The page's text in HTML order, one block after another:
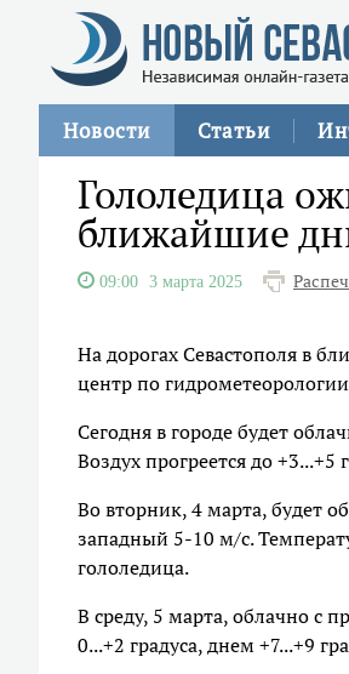
Новости Статьи
Гололедица
ближайшие
09:00 3 марта 2025
На дорогах Севастополя в
центр по
Сегодня в городе будет
Воздух прогреется до
Во вторник, 4 марта, будет
западный 5-10 м/с.
гололедица.
В среду, 5 марта, облачно с
0...+2 градуса, днем +7...+9